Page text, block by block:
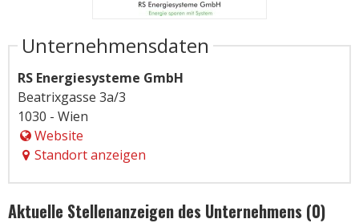
Unternehmensdaten
RS Energiesysteme GmbH
Beatrixgasse 3a/3
1030 - Wien
Website
Standort anzeigen
Aktuelle Stellenanzeigen des Unternehmens (0)